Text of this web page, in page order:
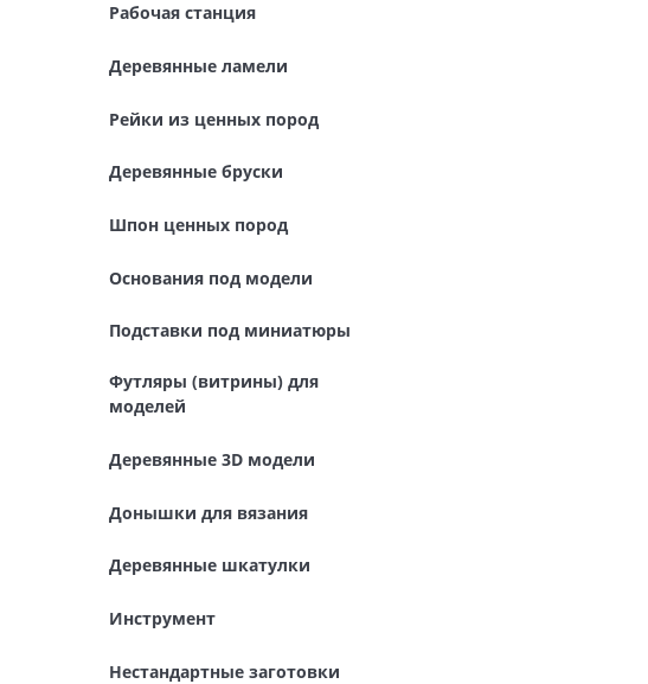
Шпон ценных пород
Подставки под миниатюры
Футляры (витрины) для
моделей
Деревянные шкатулки
Нестандартные заготовки
Новогодние изделия
Дерево БАЛЬЗА и
Авиационная фанера
Рабочая станция
Деревянные ламели
Рейки из ценных пород
Деревянные бруски
Шпон ценных пород
Основания под модели
Подставки под миниатюры
Футляры (витрины) для
моделей
Деревянные 3D модели
Донышки для вязания
Деревянные шкатулки
Инструмент
Нестандартные заготовки